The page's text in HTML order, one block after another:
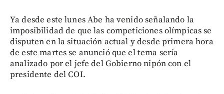
Ya desde este lunes Abe ha venido señalando la
imposibilidad de que las competiciones olímpicas se
disputen en la situación actual y desde primera hora
de este martes se anunció que el tema sería
analizado por el jefe del Gobierno nipón con el
presidente del COI.